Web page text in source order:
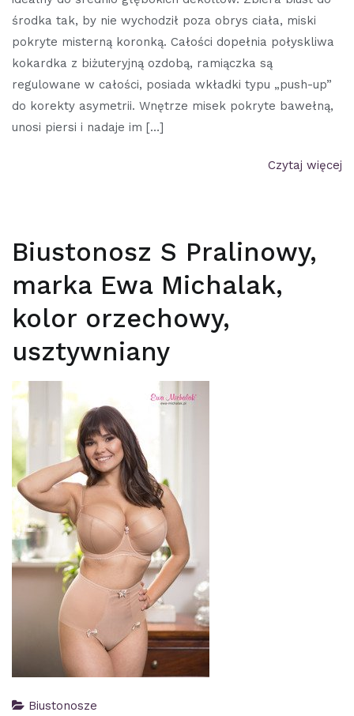
środka tak, by nie wychodził poza obrys ciała, miski
pokryte misterną koronką. Całości dopełnia połyskliwa
kokardka z biżuteryjną ozdobą, ramiączka są
regulowane w całości, posiada wkładki typu „push-up”
do korekty asymetrii. Wnętrze misek pokryte bawełną,
unosi piersi i nadaje im […]
Czytaj więcej
Biustonosz S Pralinowy,
marka Ewa Michalak,
kolor orzechowy,
usztywniany
Biustonosze